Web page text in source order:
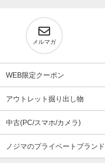
メルマガ
WEB限定クーポン
アウトレット掘り出し物
中古(PC/スマホ/カメラ)
ノジマのプライベートブランド